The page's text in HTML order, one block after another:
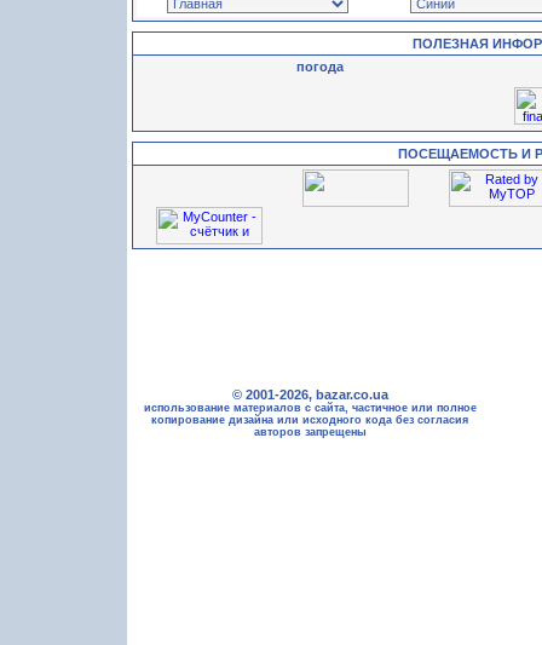
ПОЛЕЗНАЯ
погода
ПОСЕЩАЕМОСТЬ И
© 2001-2026, bazar.co.ua
использование материалов с сайта, частичное или полное
копирование дизайна или исходного кода без согласия
авторов запрещены